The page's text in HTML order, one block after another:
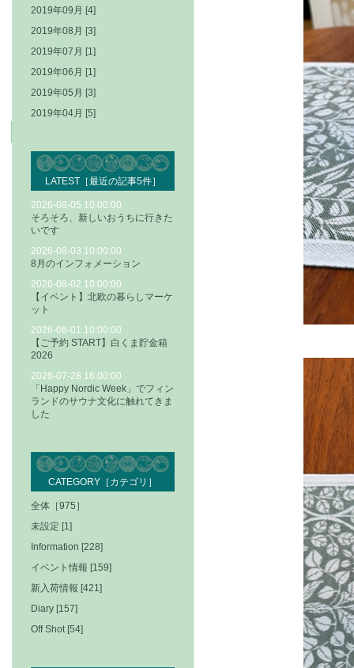
2019年09月 [4]
2019年08月 [3]
2019年07月 [1]
2019年06月 [1]
2019年05月 [3]
2019年04月 [5]
LATEST［最近の記事5件］
2026-08-05 10:00:00
そろそろ、新しいおうちに行きた
いです
2026-08-03 10:00:00
8月のインフォメーション
2026-08-02 10:00:00
【イベント】北欧の暮らしマーケ
ット
2026-08-01 10:00:00
【ご予約 START】白くま貯金箱
2026
2026-07-28 16:00:00
「Happy Nordic Week」でフィン
ランドのサウナ文化に触れてきま
した
CATEGORY［カテゴリ］
全体［975］
未設定 [1]
Information [228]
イベント情報 [159]
新入荷情報 [421]
Diary [157]
Off Shot [54]